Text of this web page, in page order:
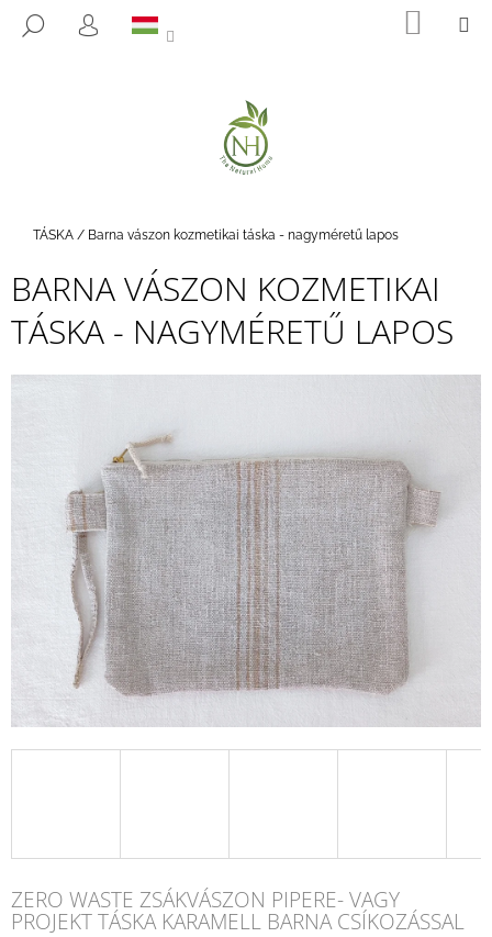
KERESÉS
BEJELENTKEZÉS
Kezdőlap
TÁSKA / Barna vászon kozmetikai táska - nagyméretű lapos
BARNA VÁSZON KOZMETIKAI
TÁSKA - NAGYMÉRETŰ LAPOS
ZERO WASTE ZSÁKVÁSZON PIPERE- VAGY
PROJEKT TÁSKA KARAMELL BARNA CSÍKOZÁSSAL
E
E
S
?
KERESÉS